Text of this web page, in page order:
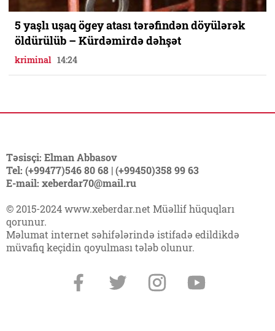
5 yaşlı uşaq ögey atası tərəfindən döyülərək
öldürülüb – Kürdəmirdə dəhşət
kriminal 14:24
Təsisçi: Elman Abbasov
Tel: (+99477)546 80 68 | (+99450)358 99 63
E-mail: xeberdar70@mail.ru
© 2015-2024 www.xeberdar.net Müəllif hüquqları
qorunur.
Məlumat internet səhifələrində istifadə edildikdə
müvafiq keçidin qoyulması tələb olunur.